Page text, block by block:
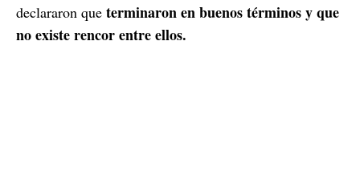
declararon que terminaron en buenos términos y que
no existe rencor entre ellos.